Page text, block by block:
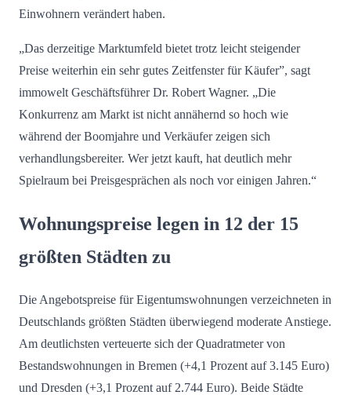
Einwohnern verändert haben.
„Das derzeitige Marktumfeld bietet trotz leicht steigender
Preise weiterhin ein sehr gutes Zeitfenster für Käufer”, sagt
immowelt Geschäftsführer Dr. Robert Wagner. „Die
Konkurrenz am Markt ist nicht annähernd so hoch wie
während der Boomjahre und Verkäufer zeigen sich
verhandlungsbereiter. Wer jetzt kauft, hat deutlich mehr
Spielraum bei Preisgesprächen als noch vor einigen Jahren.“
Wohnungspreise legen in 12 der 15
größten Städten zu
Die Angebotspreise für Eigentumswohnungen verzeichneten in
Deutschlands größten Städten überwiegend moderate Anstiege.
Am deutlichsten verteuerte sich der Quadratmeter von
Bestandswohnungen in Bremen (+4,1 Prozent auf 3.145 Euro)
und Dresden (+3,1 Prozent auf 2.744 Euro). Beide Städte